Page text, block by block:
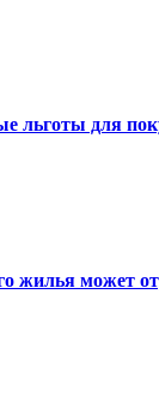
льготы для
может